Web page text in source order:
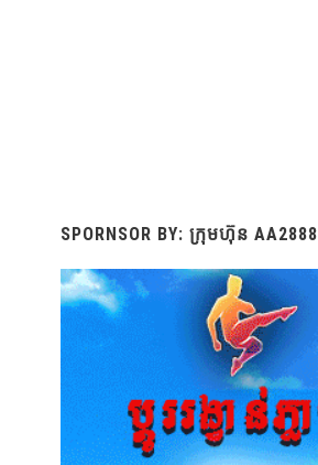
SPORNSOR BY: ក្រុមហ៊ុន AA2888